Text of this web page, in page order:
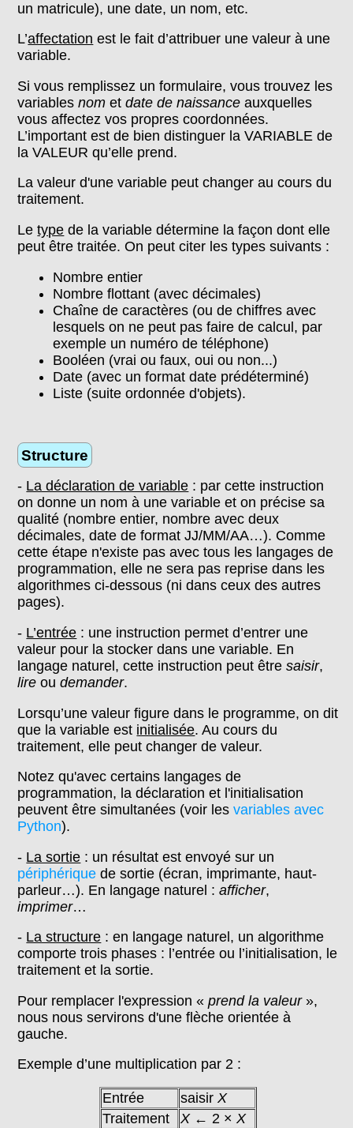
un matricule), une date, un nom, etc.
L’affectation est le fait d’attribuer une valeur à une
variable.
Si vous remplissez un formulaire, vous trouvez les
variablesnom etdate de naissance auxquelles
vous affectez vos propres coordonnées.
L’important est de bien distinguer la VARIABLE de
la VALEUR qu’elle prend.
La valeur d'une variable peut changer au cours du
traitement.
Letype de la variable détermine la façon dont elle
peut être traitée. On peut citer les types suivants :
Nombre entier
Nombre flottant (avec décimales)
Chaîne de caractères (ou de chiffres avec
lesquels on ne peut pas faire de calcul, par
exemple un numéro de téléphone)
Booléen (vrai ou faux, oui ou non...)
Date (avec un format date prédéterminé)
Liste (suite ordonnée d'objets).
Structure
- La déclaration de variable : par cette instruction
on donne un nom à une variable et on précise sa
qualité (nombre entier, nombre avec deux
décimales, date de format JJ/MM/AA…). Comme
cette étape n'existe pas avec tous les langages de
programmation, elle ne sera pas reprise dans les
algorithmes ci-dessous (ni dans ceux des autres
pages).
- L’entrée : une instruction permet d’entrer une
valeur pour la stocker dans une variable. En
langage naturel, cette instruction peut êtresaisir,
lire oudemander.
Lorsqu’une valeur figure dans le programme, on dit
que la variable est initialisée. Au cours du
traitement, elle peut changer de valeur.
Notez qu'avec certains langages de
programmation, la déclaration et l'initialisation
peuvent être simultanées (voir lesvariables avec
Python).
- La sortie : un résultat est envoyé sur un
périphérique de sortie (écran, imprimante, haut-
parleur…). En langage naturel :afficher,
imprimer…
- La structure : en langage naturel, un algorithme
comporte trois phases : l’entrée ou l’initialisation, le
traitement et la sortie.
Pour remplacer l'expression «prend la valeur»,
nous nous servirons d'une flèche orientée à
gauche.
Exemple d’une multiplication par 2 :
Entrée saisirX
Traitement
X← 2 ×X